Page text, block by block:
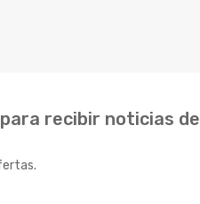
recibir noticias de